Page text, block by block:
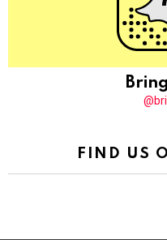
FIND US